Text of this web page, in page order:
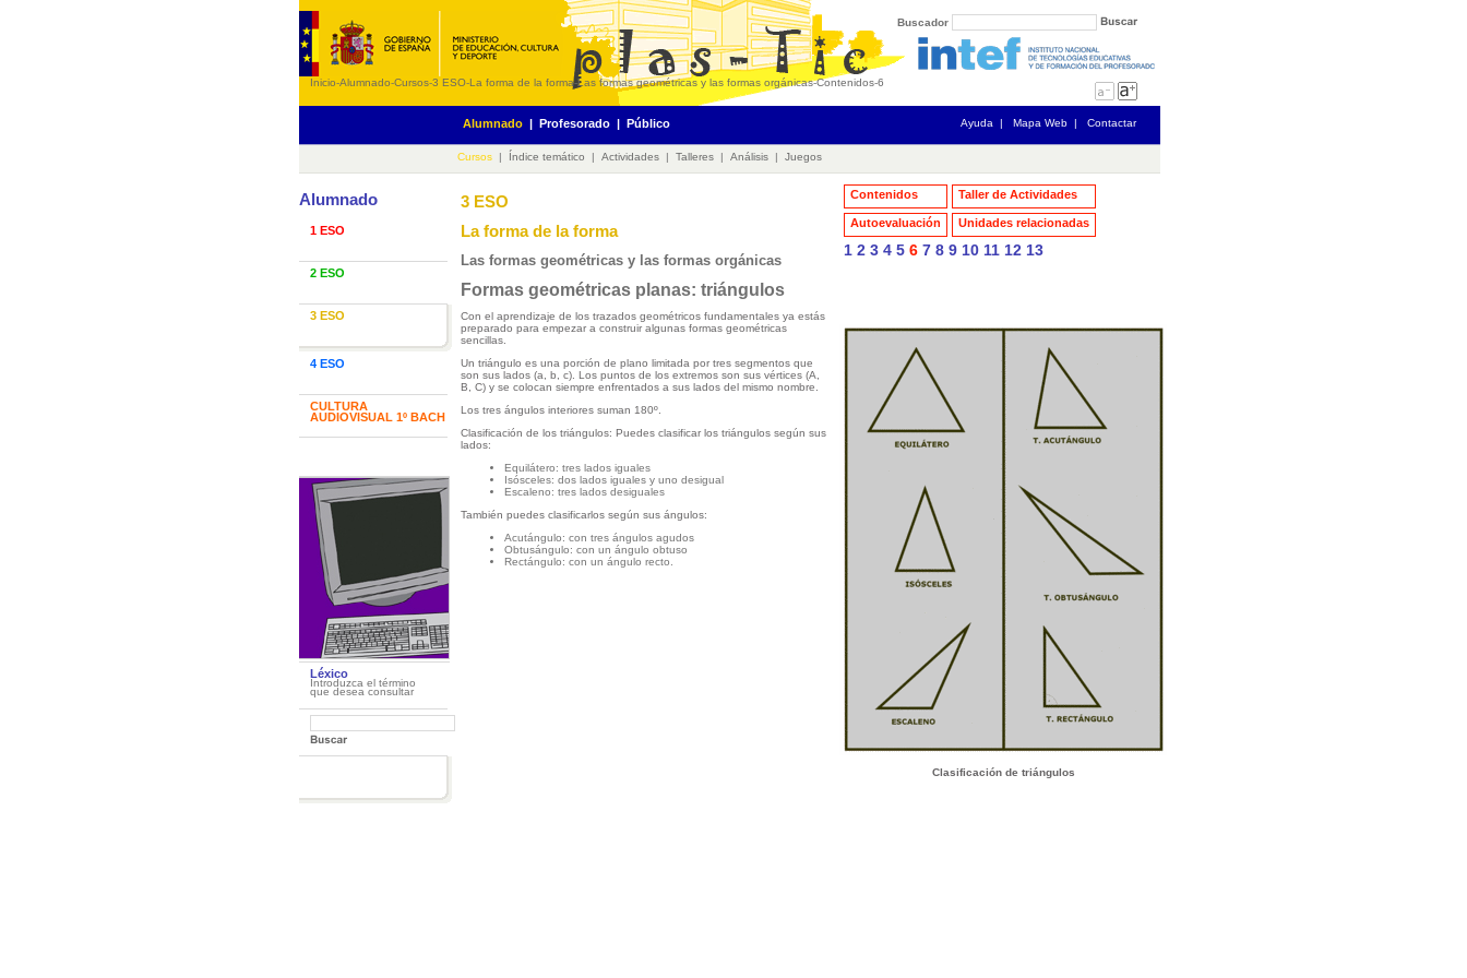
Buscador
Inicio-Alumnado-Cursos-3 ESO-La forma de la forma-Las formas geométricas y las formas orgánicas-Contenidos-6
Alumnado | Profesorado | Público Ayuda | Mapa Web | Contactar
Cursos | Índice temático | Actividades | Talleres | Análisis | Juegos
Alumnado
1 ESO
2 ESO
3 ESO
4 ESO
CULTURA
AUDIOVISUAL 1º BACH
Léxico
Introduzca el término
que desea consultar
Contenidos Taller de Actividades
Autoevaluación Unidades relacionadas
1 2 3 4 5 6 7 8 9 10 11 12 13
3 ESO
La forma de la forma
Las formas geométricas y las formas orgánicas
Formas geométricas planas: triángulos
Clasificación de triángulos
Con el aprendizaje de los trazados geométricos fundamentales ya estás
preparado para empezar a construir algunas formas geométricas
sencillas.
Un triángulo es una porción de plano limitada por tres segmentos que
son sus lados (a, b, c). Los puntos de los extremos son sus vértices (A,
B, C) y se colocan siempre enfrentados a sus lados del mismo nombre.
Los tres ángulos interiores suman 180º.
Clasificación de los triángulos: Puedes clasificar los triángulos según sus
lados:
Equilátero: tres lados iguales
Isósceles: dos lados iguales y uno desigual
Escaleno: tres lados desiguales
También puedes clasificarlos según sus ángulos:
Acutángulo: con tres ángulos agudos
Obtusángulo: con un ángulo obtuso
Rectángulo: con un ángulo recto.